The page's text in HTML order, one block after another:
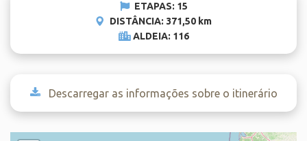
ETAPAS: 15
DISTÂNCIA: 371,50 km
ALDEIA: 116
Descarregar as informações sobre o itinerário